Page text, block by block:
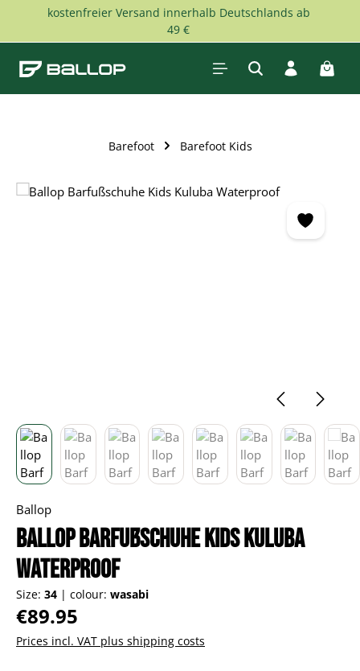
Skip to main content
kostenfreier Versand innerhalb Deutschlands ab
49 €
Barefoot Barefoot Kids
Skip image gallery
Ballop
Ballop Barfußschuhe Kids Kuluba
Waterproof
Size: 34 | colour: wasabi
Regular price:
€89.95
Prices incl. VAT plus shipping costs